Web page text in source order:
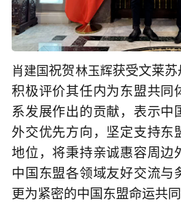
肖建国祝贺林玉辉获受文莱苏
积极评价其任内为东盟共同
系发展作出的贡献，表示中
外交优先方向，坚定支持东
地位，将秉持亲诚惠容周边
中国东盟各领域友好交流与
更为紧密的中国东盟命运共同